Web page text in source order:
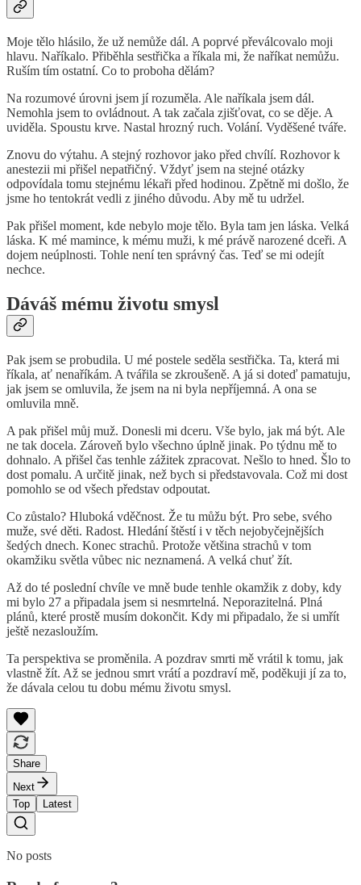
Moje tělo hlásilo, že už nemůže dál. A poprvé převálcovalo moji
hlavu. Naříkalo. Přiběhla sestřička a říkala mi, že naříkat nemůžu.
Ruším tím ostatní. Co to proboha dělám?
Na rozumové úrovni jsem jí rozuměla. Ale naříkala jsem dál.
Nemohla jsem to ovládnout. A tak začala zjišťovat, co se děje. A
uviděla. Spoustu krve. Nastal hrozný ruch. Volání. Vyděšené tváře.
Znovu do výtahu. A stejný rozhovor jako před chvílí. Rozhovor k
anestezii mi přišel nepatřičný. Vždyť jsem na stejné otázky
odpovídala tomu stejnému lékaři před hodinou. Zpětně mi došlo, že
jsme ho tentokrát vedli z jiného důvodu. Aby mě tu udržel.
Pak přišel moment, kde nebylo moje tělo. Byla tam jen láska. Velká
láska. K mé mamince, k mému muži, k mé právě narozené dceři. A
dojem neúplnosti. Tohle není ten správný čas. Teď se mi odejít
nechce.
Dáváš mému životu smysl
Pak jsem se probudila. U mé postele seděla sestřička. Ta, která mi
říkala, ať nenaříkám. A tvářila se zkroušeně. A já si doteď pamatuju,
jak jsem se omluvila, že jsem na ni byla nepříjemná. A ona se
omluvila mně.
A pak přišel můj muž. Donesli mi dceru. Vše bylo, jak má být. Ale
ne tak docela. Zároveň bylo všechno úplně jinak. Po týdnu mě to
dohnalo. A přišel čas tenhle zážitek zpracovat. Nešlo to hned. Šlo to
dost pomalu. A určitě jinak, než bych si představovala. Což mi dost
pomohlo se od všech představ odpoutat.
Co zůstalo? Hluboká vděčnost. Že tu můžu být. Pro sebe, svého
muže, své děti. Radost. Hledání štěstí i v těch nejobyčejnějších
šedých dnech. Konec strachů. Protože většina strachů v tom
okamžiku světla vůbec nic neznamená. A velká chuť žít.
Až do té poslední chvíle ve mně bude tenhle okamžik z doby, kdy
mi bylo 27 a připadala jsem si nesmrtelná. Neporazitelná. Plná
plánů, které prostě musím dokončit. Kdy mi připadalo, že si umřít
ještě nezasloužím.
Ta perspektiva se proměnila. A pozdrav smrti mě vrátil k tomu, jak
vlastně žít. Až se jednou smrt vrátí a pozdraví mě, poděkuji jí za to,
že dávala celou tu dobu mému životu smysl.
Share
Next
Top
Latest
No posts